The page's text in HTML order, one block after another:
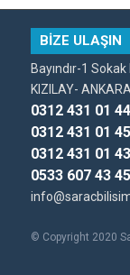
BİZE ULAŞIN
Bayındır-1
KIZILAY- ANKARA
0312 431 01 44
0312 431 01 45
0312 431 01 43
0533 607 43 45
© Copyright 2020